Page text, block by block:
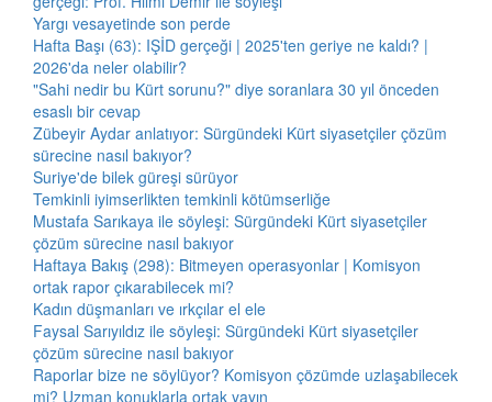
Yargı vesayetinde son perde
Hafta Başı (63): IŞİD gerçeği | 2025'ten geriye ne kaldı? |
2026'da neler olabilir?
"Sahi nedir bu Kürt sorunu?" diye soranlara 30 yıl önceden
esaslı bir cevap
Zübeyir Aydar anlatıyor: Sürgündeki Kürt siyasetçiler çözüm
sürecine nasıl bakıyor?
Suriye'de bilek güreşi sürüyor
Temkinli iyimserlikten temkinli kötümserliğe
Mustafa Sarıkaya ile söyleşi: Sürgündeki Kürt siyasetçiler
çözüm sürecine nasıl bakıyor
Haftaya Bakış (298): Bitmeyen operasyonlar | Komisyon
ortak rapor çıkarabilecek mi?
Kadın düşmanları ve ırkçılar el ele
Faysal Sarıyıldız ile söyleşi: Sürgündeki Kürt siyasetçiler
çözüm sürecine nasıl bakıyor
Raporlar bize ne söylüyor? Komisyon çözümde uzlaşabilecek
mi? Uzman konuklarla ortak yayın